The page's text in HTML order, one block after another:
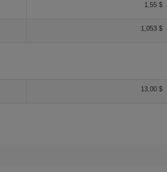
1,55 $
1,053 $
13,00 $